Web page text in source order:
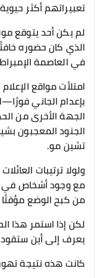
تعبيراتهم أكثر
لم يكن أحد يتوقع
الذي كان حضوره
في العاصمة
امتلأت مواقع
بإعدام الجاني
الجهة الأخرى من
الجنود المعجبون
تشين مو.
ولولا ترتيبات
مع وجود أشخاص في
من كبح الوضع مؤقتًا
لكن إذا استمر هذا
يعرف إلى أين ستقود
كانت هذه نتيجة